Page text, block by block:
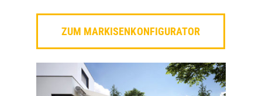
ZUM MARKISENKONFIGURATOR